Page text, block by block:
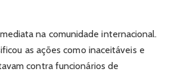
na comunidade internacional.
as ações como inaceitáveis e
contra funcionários de